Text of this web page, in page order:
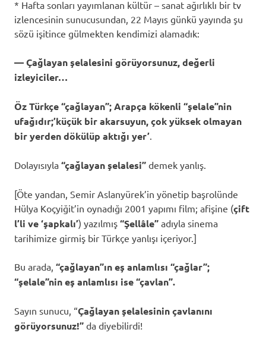
* Hafta sonları yayımlanan kültür – sanat ağırlıklı bir tv
izlencesinin sunucusundan, 22 Mayıs günkü yayında şu
sözü işitince gülmekten kendimizi alamadık:
— Çağlayan şelalesini görüyorsunuz, değerli
izleyiciler…
Öz Türkçe “çağlayan”; Arapça kökenli “şelale”nin
ufağıdır;’küçük bir akarsuyun, çok yüksek olmayan
bir yerden dökülüp aktığı yer’
Dolayısıyla “çağlayan şelalesi” demek yanlış.
[Öte yandan, Semir Aslanyürek’in yönetip başrolünde
Hülya Koçyiğit’in oynadığı 2001 yapımı film; afişine (çift
l’li ve ‘şapkalı’) yazılmış “Şellâle” adıyla sinema
tarihimize girmiş bir Türkçe yanlışı içeriyor.]
Bu arada, “çağlayan”ın eş anlamlısı “çağlar”;
“şelale”nin eş anlamlısı ise “çavlan”.
Sayın sunucu, “Çağlayan şelalesinin çavlanını
görüyorsunuz!” da diyebilirdi!